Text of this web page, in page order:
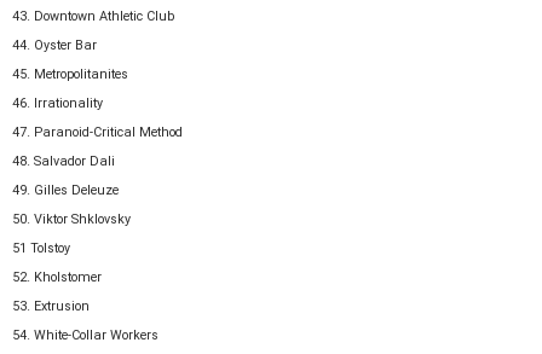
43. Downtown Athletic Club
44. Oyster Bar
45. Metropolitanites
46. Irrationality
47. Paranoid-Critical Method
48. Salvador Dali
49. Gilles Deleuze
50. Viktor Shklovsky
51 Tolstoy
52. Kholstomer
53. Extrusion
54. White-Collar Workers